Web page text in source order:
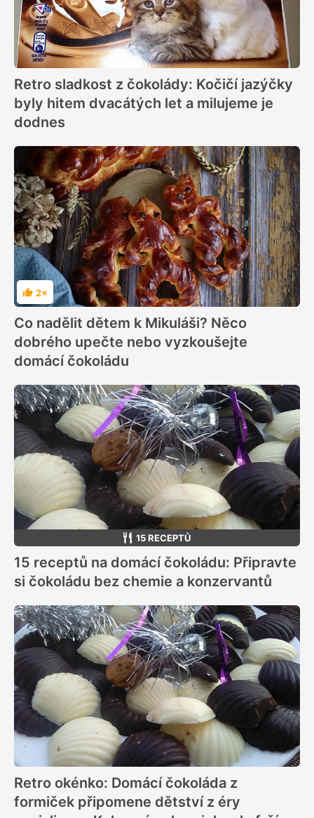
Retro sladkost z čokolády: Kočičí jazýčky
byly hitem dvacátých let a milujeme je
dodnes
Hodnocení
2×
Co nadělit dětem k Mikuláši? Něco
dobrého upečte nebo vyzkoušejte
domácí čokoládu
15 RECEPTŮ
15 receptů na domácí čokoládu: Připravte
si čokoládu bez chemie a konzervantů
Retro okénko: Domácí čokoláda z
formiček připomene dětství z éry